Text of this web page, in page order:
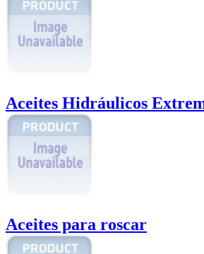
Aceites Hidráulicos
Aceites para roscar